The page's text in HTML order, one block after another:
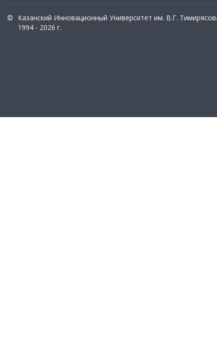
©
Казанский Инновационный Университет им. В.Г.
1994 - 2026 г.